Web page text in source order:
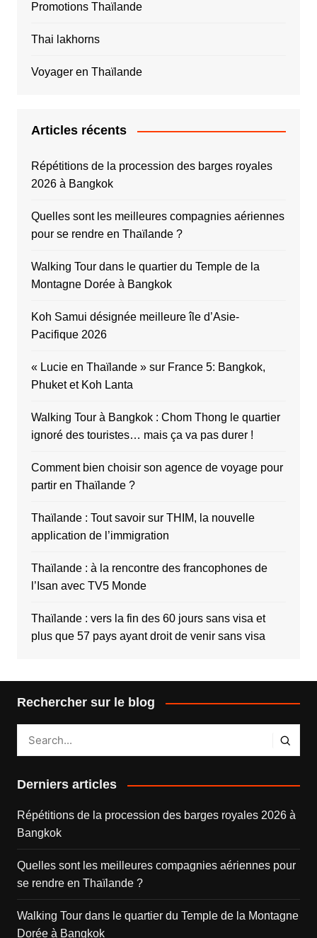
Promotions Thaïlande
Thai lakhorns
Voyager en Thaïlande
Articles récents
Répétitions de la procession des barges royales
2026 à Bangkok
Quelles sont les meilleures compagnies aériennes
pour se rendre en Thaïlande ?
Walking Tour dans le quartier du Temple de la
Montagne Dorée à Bangkok
Koh Samui désignée meilleure île d’Asie-
Pacifique 2026
« Lucie en Thaïlande » sur France 5: Bangkok,
Phuket et Koh Lanta
Walking Tour à Bangkok : Chom Thong le quartier
ignoré des touristes… mais ça va pas durer !
Comment bien choisir son agence de voyage pour
partir en Thaïlande ?
Thaïlande : Tout savoir sur THIM, la nouvelle
application de l’immigration
Thaïlande : à la rencontre des francophones de
l’Isan avec TV5 Monde
Thaïlande : vers la fin des 60 jours sans visa et
plus que 57 pays ayant droit de venir sans visa
Rechercher sur le blog
Derniers articles
Répétitions de la procession des barges royales 2026 à
Bangkok
Quelles sont les meilleures compagnies aériennes pour
se rendre en Thaïlande ?
Walking Tour dans le quartier du Temple de la Montagne
Dorée à Bangkok